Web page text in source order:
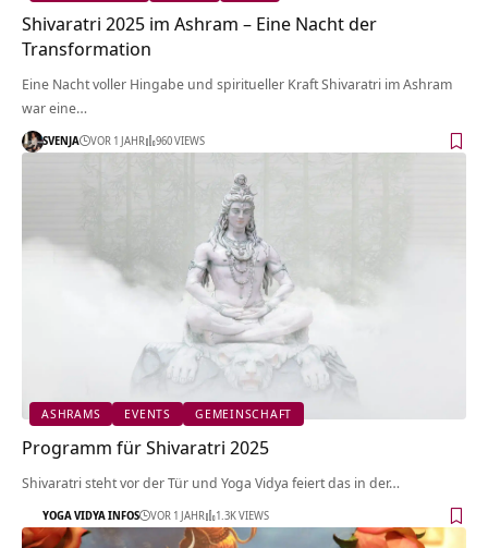
Shivaratri 2025 im Ashram – Eine Nacht der
Transformation
Eine Nacht voller Hingabe und spiritueller Kraft Shivaratri im Ashram
war eine…
SVENJA VOR 1 JAHR 960 VIEWS
ASHRAMS EVENTS GEMEINSCHAFT
Programm für Shivaratri 2025
Shivaratri steht vor der Tür und Yoga Vidya feiert das in der…
YOGA VIDYA INFOS VOR 1 JAHR 1.3K VIEWS